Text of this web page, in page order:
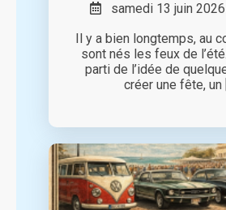
samedi 13 juin 2026
Il y a bien longtemps, au
sont nés les feux de
parti de l’idée de
créer une fête, un